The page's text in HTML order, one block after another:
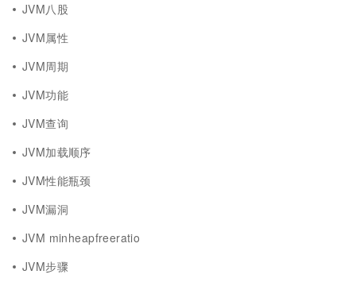
JVM八股
JVM属性
JVM周期
JVM功能
JVM查询
JVM加载顺序
JVM性能瓶颈
JVM漏洞
JVM minheapfreeratio
JVM步骤